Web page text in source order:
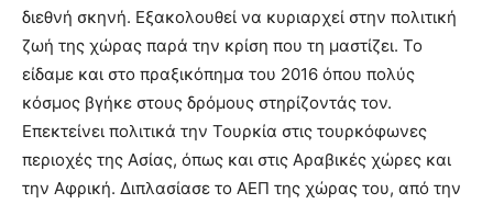
διεθνή σκηνή. Eξακολουθεί να κυριαρχεί στην πολιτική
ζωή της χώρας παρά την κρίση που τη μαστίζει. Το
είδαμε και στο πραξικόπημα του 2016 όπου πολύς
κόσμος βγήκε στους δρόμους στηρίζοντάς τον.
Επεκτείνει πολιτικά την Τουρκία στις τουρκόφωνες
περιοχές της Ασίας, όπως και στις Αραβικές χώρες και
την Αφρική. Διπλασίασε το ΑΕΠ της χώρας του, από την